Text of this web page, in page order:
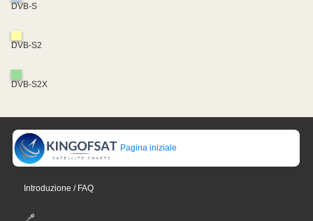
DVB-S
DVB-S2
DVB-S2X
Pagina iniziale
Introduzione / FAQ